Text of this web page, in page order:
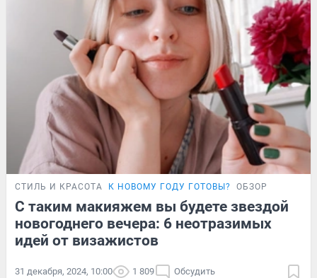
СТИЛЬ И КРАСОТА К НОВОМУ ГОДУ ГОТОВЫ? ОБЗОР
С таким макияжем вы будете звездой
новогоднего вечера: 6 неотразимых
идей от визажистов
31 декабря, 2024, 10:00 1 809 Обсудить